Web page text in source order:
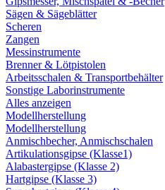
Sägen & Sägeblätter
Scheren
Zangen
Messinstrumente
Brenner & Lötpistolen
Arbeitsschalen & Transportbehälter
Sonstige Laborinstrumente
Alles anzeigen
Modellherstellung
Modellherstellung
Anmischbecher, Anmischschalen
Artikulationsgipse (Klasse1)
Alabastergipse (Klasse 2)
Hartgipse (Klasse 3)